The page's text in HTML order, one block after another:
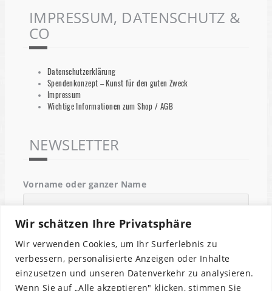
Wir schätzen Ihre Privatsphäre
Wir verwenden Cookies, um Ihr Surferlebnis zu
verbessern, personalisierte Anzeigen oder Inhalte
einzusetzen und unseren Datenverkehr zu analysieren.
Wenn Sie auf „Alle akzeptieren" klicken, stimmen Sie
IMPRESSUM, DATENSCHUTZ &
CO
Datenschutzerklärung
Spendenkonzept – Kunst für den guten Zweck
Impressum
Wichtige Informationen zum Shop / AGB
NEWSLETTER
Vorname oder ganzer Name
Email
Indem Du fortfährst, akzeptierst Du unsere